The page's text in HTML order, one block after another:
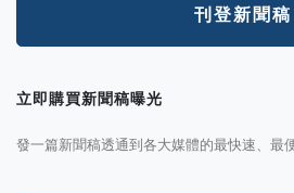
刊登新聞稿
立即購買新聞稿曝光
發一篇新聞稿透通到各大媒體的最快速、最